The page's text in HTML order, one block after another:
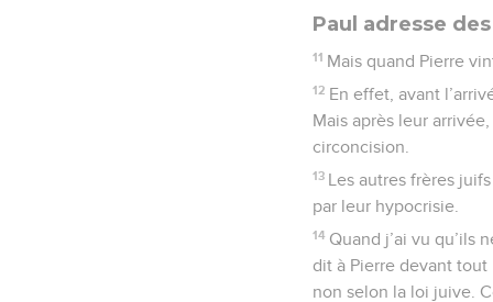
Paul adresse
11 Mais quand Pierre
12 En effet, avant
Mais après leur
circoncision.
13 Les autres frères
par leur hypocrisie.
14 Quand j’ai vu qu’ils
dit à Pierre devant
non selon la loi juive.